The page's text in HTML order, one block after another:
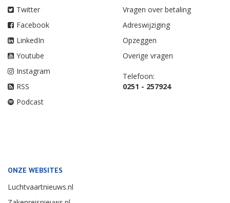
Twitter
Facebook
LinkedIn
Youtube
Instagram
RSS
Podcast
Vragen over betaling
Adreswijziging
Opzeggen
Overige vragen
Telefoon:
0251 - 257924
ONZE WEBSITES
Luchtvaartnieuws.nl